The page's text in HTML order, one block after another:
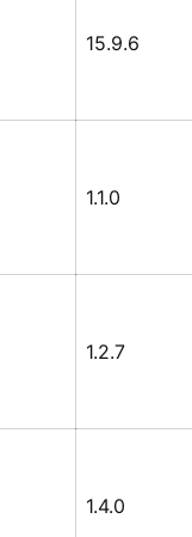
15.9.6
1.1.0
1.2.7
1.4.0